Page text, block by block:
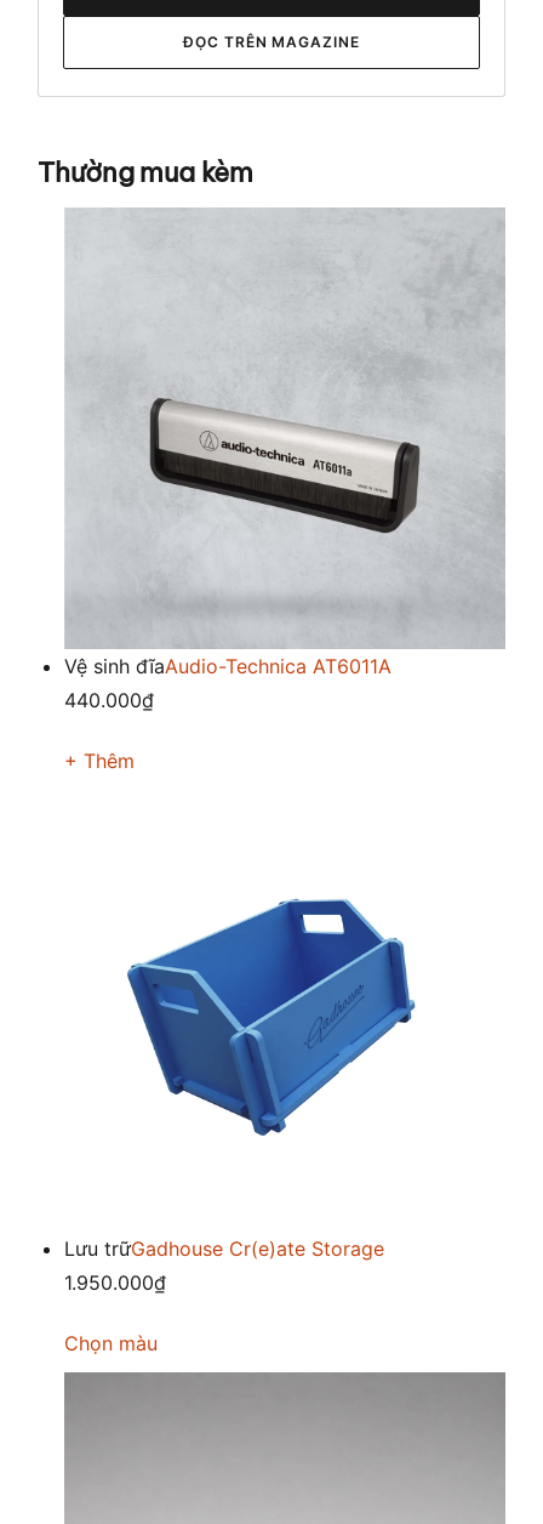
ĐỌC TRÊN MAGAZINE
Thường mua kèm
Vệ sinh đĩaAudio-Technica AT6011A
440.000₫
+ Thêm
Lưu trữGadhouse Cr(e)ate Storage
1.950.000₫
Chọn màu